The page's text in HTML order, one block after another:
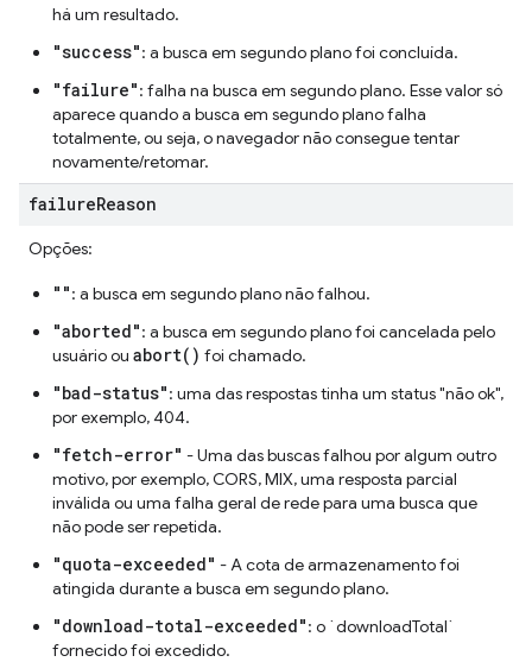
há um resultado.
"success": a busca em segundo plano foi concluída.
"failure": falha na busca em segundo plano. Esse valor só
aparece quando a busca em segundo plano falha
totalmente, ou seja, o navegador não consegue tentar
novamente/retomar.
failureReason
Opções:
"": a busca em segundo plano não falhou.
"aborted": a busca em segundo plano foi cancelada pelo
usuário ou abort() foi chamado.
"bad-status": uma das respostas tinha um status "não ok",
por exemplo, 404.
"fetch-error" - Uma das buscas falhou por algum outro
motivo, por exemplo, CORS, MIX, uma resposta parcial
inválida ou uma falha geral de rede para uma busca que
não pode ser repetida.
"quota-exceeded" - A cota de armazenamento foi
atingida durante a busca em segundo plano.
"download-total-exceeded": o `downloadTotal`
fornecido foi excedido.